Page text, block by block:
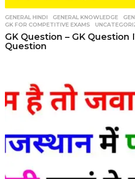
GENERAL HINDI ,GENERAL KNOWLEDGE ,
GK FOR COMPETITIVE EXAMS
,
GK Question – GK Question
Question